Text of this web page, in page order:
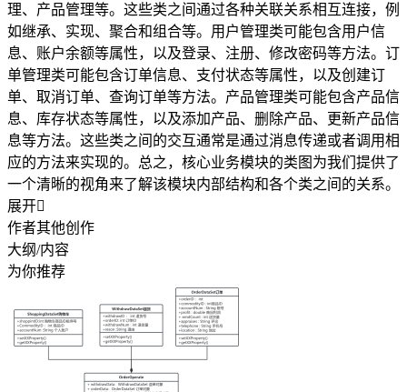
理、产品管理等。这些类之间通过各种关联关系相互连接，例
如继承、实现、聚合和组合等。用户管理类可能包含用户信
息、账户余额等属性，以及登录、注册、修改密码等方法。订
单管理类可能包含订单信息、支付状态等属性，以及创建订
单、取消订单、查询订单等方法。产品管理类可能包含产品信
息、库存状态等属性，以及添加产品、删除产品、更新产品信
息等方法。这些类之间的交互通常是通过消息传递或者调用相
应的方法来实现的。总之，核心业务模块的类图为我们提供了
一个清晰的视角来了解该模块内部结构和各个类之间的关系。
展开
作者其他创作
大纲/内容
为你推荐